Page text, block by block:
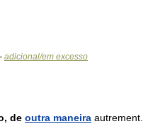
adicional/em excesso
de outra maneira autrement.